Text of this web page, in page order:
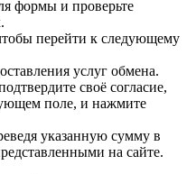
формы и проверьте
перейти к следующему
услуг обмена.
своё согласие,
поле, и нажмите
указанную сумму в
на сайте.